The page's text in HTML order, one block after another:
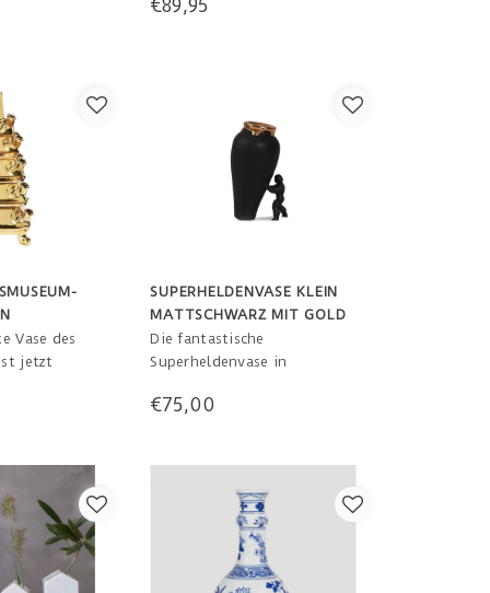
Mythen
drei Abschnitten mit jeweils
€89,95
Vase des
jetzt
auf einer
Delft 1692-
27 x 27 x
SUPERHELDENVASE KLEIN
MATTSCHWARZ MIT GOLD
Die fantastische
Superheldenvase in
goldenem Touch, jetzt auch
€75,00